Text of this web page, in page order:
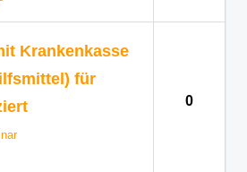
Krankenkasse
für
0